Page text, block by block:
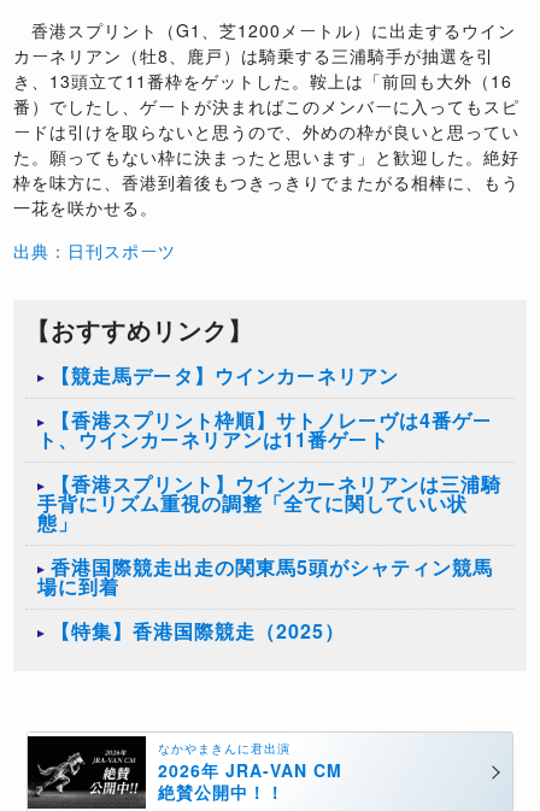
香港スプリント（G1、芝1200メートル）に出走するウイン
カーネリアン（牡8、鹿戸）は騎乗する三浦騎手が抽選を引
き、13頭立て11番枠をゲットした。鞍上は「前回も大外（16
番）でしたし、ゲートが決まればこのメンバーに入ってもスピ
ードは引けを取らないと思うので、外めの枠が良いと思ってい
た。願ってもない枠に決まったと思います」と歓迎した。絶好
枠を味方に、香港到着後もつきっきりでまたがる相棒に、もう
一花を咲かせる。
出典：日刊スポーツ
【おすすめリンク】
【競走馬データ】ウインカーネリアン
【香港スプリント枠順】サトノレーヴは4番ゲー
ト、ウインカーネリアンは11番ゲート
【香港スプリント】ウインカーネリアンは三浦騎
手背にリズム重視の調整「全てに関していい状
態」
香港国際競走出走の関東馬5頭がシャティン競馬
場に到着
【特集】香港国際競走（2025）
なかやまきんに君出演
2026年 JRA-VAN CM
絶賛公開中！！